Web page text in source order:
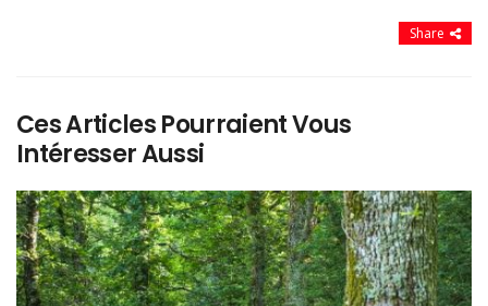
Share
Ces Articles Pourraient Vous
Intéresser Aussi